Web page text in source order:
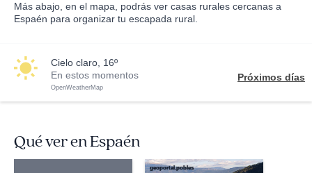
Más abajo, en el mapa, podrás ver casas rurales cercanas a
Espaén para organizar tu escapada rural.
cielo claro, 16º
En estos momentos
OpenWeatherMap
Próximos días
Qué ver en Espaén
geoportal.pobles